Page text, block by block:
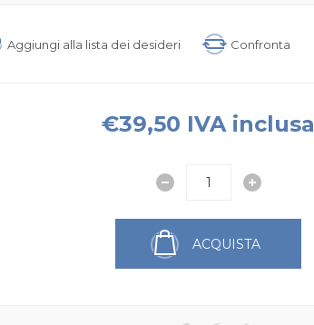
Aggiungi alla lista dei desideri Confronta
€39,50 IVA inclusa
ACQUISTA